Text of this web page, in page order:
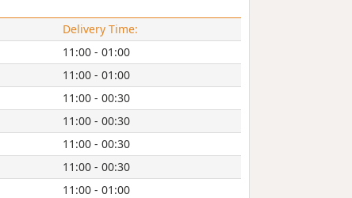
Delivery Time:
11:00 - 01:00
11:00 - 01:00
11:00 - 00:30
11:00 - 00:30
11:00 - 00:30
11:00 - 00:30
11:00 - 01:00